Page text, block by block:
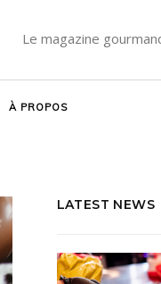
Le magazine
À PROPOS
LATEST NEWS